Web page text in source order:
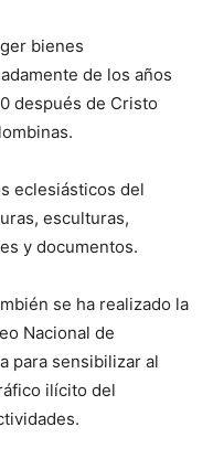
bienes
de los años
después de Cristo
eclesiásticos del
esculturas,
y documentos.
se ha realizado la
Nacional de
para sensibilizar al
ilícito del